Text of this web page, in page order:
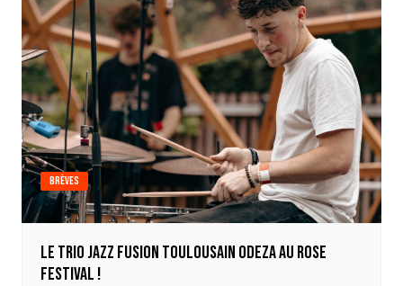
Brèves
Le trio jazz fusion toulousain ODEZA au Rose
Festival !